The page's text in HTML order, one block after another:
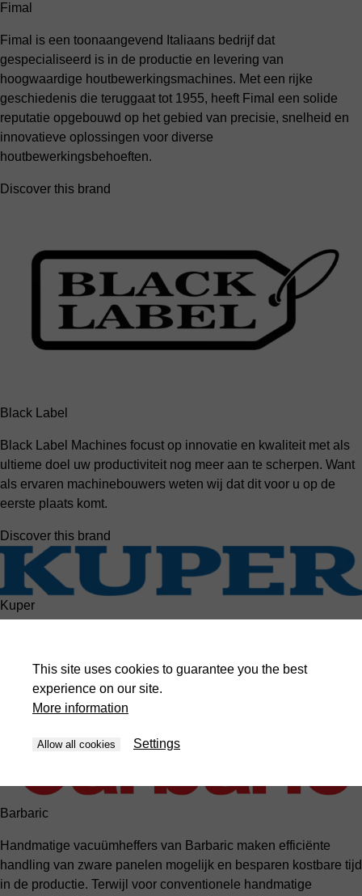
Fimal
Fimal is een toonaangevend Italiaans bedrijf dat
gespecialiseerd is in de productie en levering van
hoogwaardige houtbewerkingsmachines. Met een rijke
geschiedenis die teruggaat tot 1955, heeft Fimal een solide
reputatie opgebouwd op het gebied van precisie, snelheid en
innovatieve oplossingen voor diverse
houtbewerkingsbehoeften.
Discover this brand
Black Label
Black Label Machines focust op innovatie en kwaliteit met als
ultieme doel uw productiviteit nog meer aan te scherpen. Want
als ervaren machinebouwers weten wij dat dit voor u op de
eerste plaats komt.
Discover this brand
Kuper
Kuper.
Discover this brand
Barbaric
Handmatige vacuümheffers van Barbaric maken efficiënte
handling van zware panelen mogelijk en besparen kostbare tijd
in de productie. Terwijl voor conventionele handmatige
This site uses cookies to guarantee you the best
experience on our site.
More information
Allow all cookies Settings